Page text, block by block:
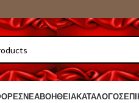
ΝΈΑΒΟΉΘΕΙΑΚΑΤΆΛΟΓΟΣ